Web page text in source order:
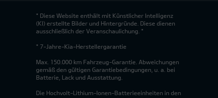
* Diese Website enthält mit Künstlicher Intelligenz
(KI) erstellte Bilder und Hintergründe. Diese dienen
ausschließlich der Veranschaulichung. *
* 7-Jahre-Kia-Herstellergarantie
Max. 150.000 km Fahrzeug-Garantie. Abweichungen
gemäß den gültigen Garantiebedingungen, u. a. bei
Batterie, Lack und Ausstattung.
Die Hochvolt-Lithium-Ionen-Batterieeinheiten in den